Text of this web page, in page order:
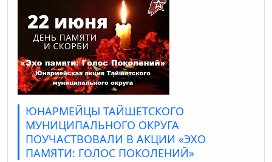
ЮНАРМЕЙЦЫ ТАЙШЕТСКОГО
МУНИЦИПАЛЬНОГО ОКРУГА
ПОУЧАСТВОВАЛИ В АКЦИИ «ЭХО
ПАМЯТИ: ГОЛОС ПОКОЛЕНИЙ»